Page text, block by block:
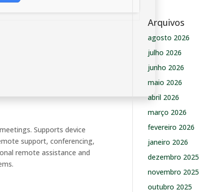
Supports device
support, conferencing,
remote assistance and
Arquivos
agosto 2026
julho 2026
junho 2026
maio 2026
abril 2026
março 2026
fevereiro 2026
janeiro 2026
dezembro 2025
novembro 2025
outubro 2025